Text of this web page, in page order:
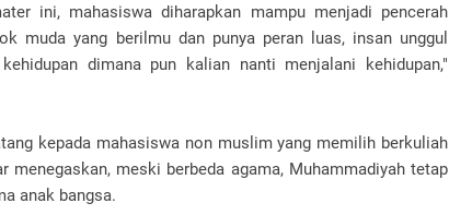
ini, mahasiswa diharapkan mampu menjadi pencerah
muda yang berilmu dan punya peran luas, insan unggul
dimana pun kalian nanti menjalani kehidupan,"
kepada mahasiswa non muslim yang memilih berkuliah
menegaskan, meski berbeda agama, Muhammadiyah tetap
anak bangsa.